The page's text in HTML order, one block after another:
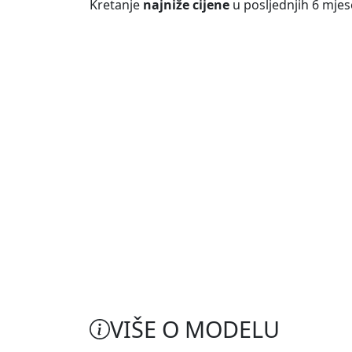
Kretanje najniže cijene u posljednjih 6
VIŠE O MODELU